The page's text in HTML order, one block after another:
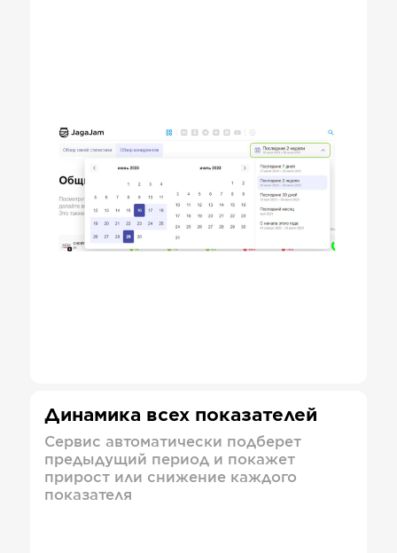
Динамика всех показателей
Сервис автоматически подберет
предыдущий период и покажет
прирост или снижение каждого
показателя